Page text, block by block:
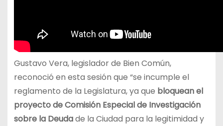
Gustavo Vera, legislador de Bien Común,
reconoció en esta sesión que “se incumple el
reglamento de la Legislatura, ya que bloquean el
proyecto de Comisión Especial de Investigación
sobre la Deudade la Ciudad para la legitimidad y